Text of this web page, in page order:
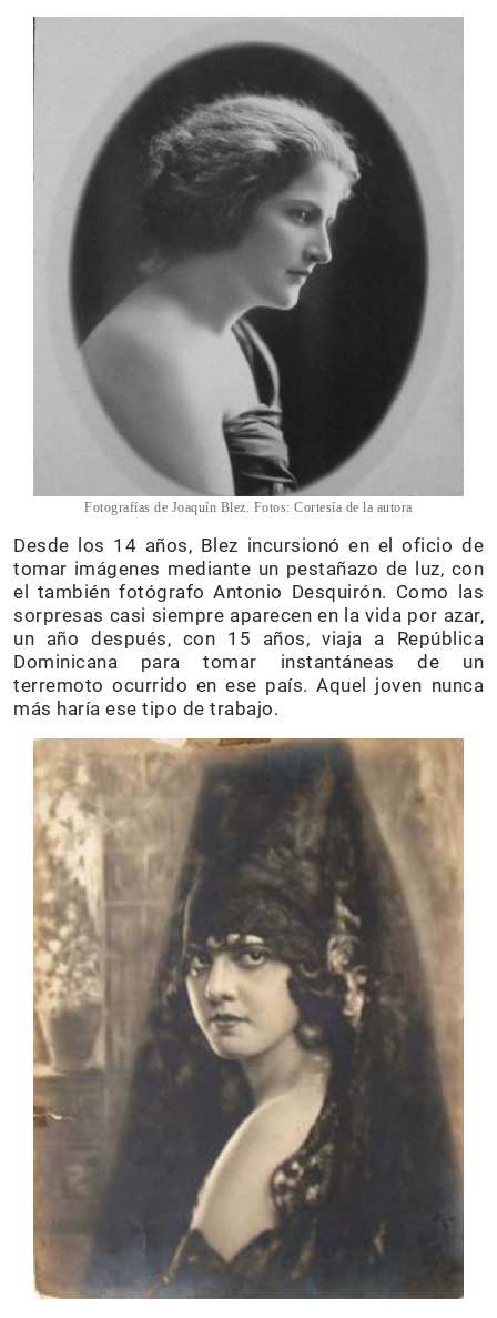
Fotografías de Joaquín Blez. Fotos: Cortesía de la autora
Desde los 14 años, Blez incursionó en el oficio de
tomar imágenes mediante un pestañazo de luz, con
el también fotógrafo Antonio Desquirón. Como las
sorpresas casi siempre aparecen en la vida por azar,
un año después, con 15 años, viaja a República
Dominicana para tomar instantáneas de un
terremoto ocurrido en ese país. Aquel joven nunca
más haría ese tipo de trabajo.